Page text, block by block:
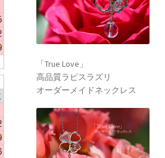
「True Love」
高品質ラピスラズリ
オーダーメイドネックレス